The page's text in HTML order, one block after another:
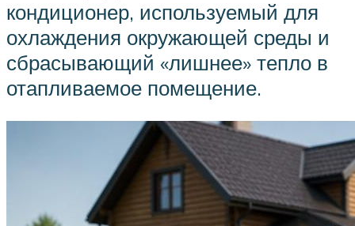
кондиционер, используемый для
охлаждения окружающей среды и
сбрасывающий «лишнее» тепло в
отапливаемое помещение.